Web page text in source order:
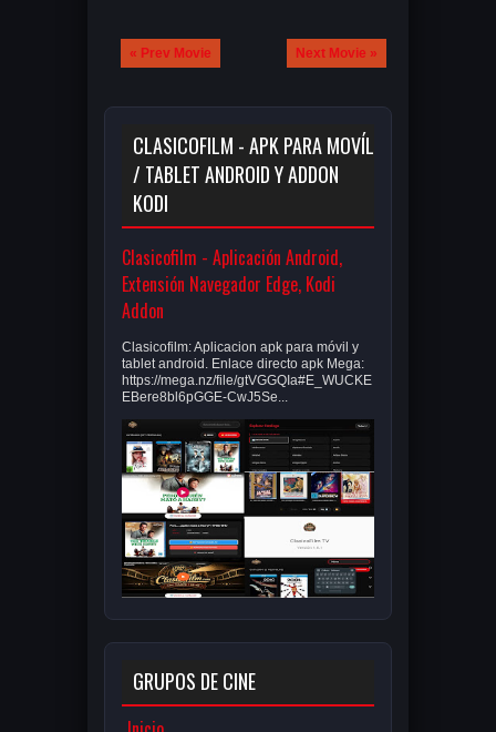
« Prev Movie Next Movie »
CLASICOFILM - APK PARA MOVÍL
/ TABLET ANDROID Y ADDON
KODI
Clasicofilm - Aplicación Android,
Extensión Navegador Edge, Kodi
Addon
Clasicofilm: Aplicacion apk para móvil y
tablet android. Enlace directo apk Mega:
https://mega.nz/file/gtVGGQIa#E_WUCKE
EBere8bl6pGGE-CwJ5Se...
GRUPOS DE CINE